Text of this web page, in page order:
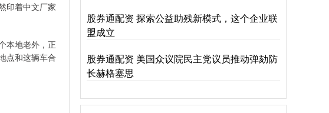
印着中文厂家
本地老外，正
点和这辆车合
股券通配资 探索公益助残新模式，这个企业联
盟成立
股券通配资 美国众议院民主党议员推动弹劾防
长赫格塞思